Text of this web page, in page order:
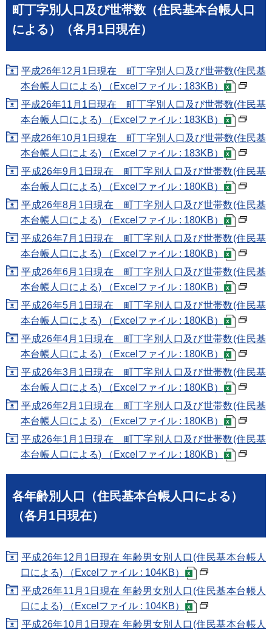
町丁字別人口及び世帯数（住民基本台帳人口
による）（各月1日現在）
平成26年12月1日現在 町丁字別人口及び世帯数(住民基
本台帳人口による) （Excelファイル : 183KB）
平成26年11月1日現在 町丁字別人口及び世帯数(住民基
本台帳人口による) （Excelファイル : 183KB）
平成26年10月1日現在 町丁字別人口及び世帯数(住民基
本台帳人口による) （Excelファイル : 183KB）
平成26年9月1日現在 町丁字別人口及び世帯数(住民基
本台帳人口による) （Excelファイル : 180KB）
平成26年8月1日現在 町丁字別人口及び世帯数(住民基
本台帳人口による) （Excelファイル : 180KB）
平成26年7月1日現在 町丁字別人口及び世帯数(住民基
本台帳人口による) （Excelファイル : 180KB）
平成26年6月1日現在 町丁字別人口及び世帯数(住民基
本台帳人口による) （Excelファイル : 180KB）
平成26年5月1日現在 町丁字別人口及び世帯数(住民基
本台帳人口による) （Excelファイル : 180KB）
平成26年4月1日現在 町丁字別人口及び世帯数(住民基
本台帳人口による) （Excelファイル : 180KB）
平成26年3月1日現在 町丁字別人口及び世帯数(住民基
本台帳人口による) （Excelファイル : 180KB）
平成26年2月1日現在 町丁字別人口及び世帯数(住民基
本台帳人口による) （Excelファイル : 180KB）
平成26年1月1日現在 町丁字別人口及び世帯数(住民基
本台帳人口による) （Excelファイル : 180KB）
各年齢別人口（住民基本台帳人口による）
（各月1日現在）
平成26年12月1日現在 年齢男女別人口(住民基本台帳人
口による) （Excelファイル : 104KB）
平成26年11月1日現在 年齢男女別人口(住民基本台帳人
口による) （Excelファイル : 104KB）
平成26年10月1日現在 年齢男女別人口(住民基本台帳人